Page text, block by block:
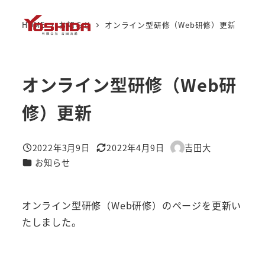
MENU
HOME お知らせ オンライン型研修（Web研修）更新
オンライン型研修（Web研
修）更新
投稿日
2022年3月9日
更新日
2022年4月9日
著
吉田大
カテゴリー
お知らせ
オンライン型研修（Web研修）のページを更新い
たしました。